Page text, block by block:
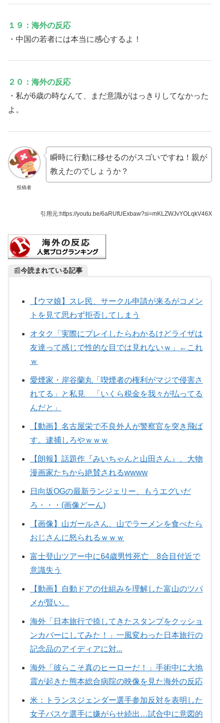
１９：海外の反応
・中国の若者には本当に感心するよ！
２０：海外の反応
・私が6歳の時なんて、まだ意識がはっきりしてなかった
よ。
投稿者
瞬時に行動に移せるのがスゴいですね！親が
教えたのでしょうか？
引用元:https://youtu.be/6aRUfUExbaw?si=mKLZWJvYOLqkV46X
📰今読まれている記事
【ウマ娘】スレ民、サークル申請が来るがコメン
トを見て思わず拒否してしまう
オタク「実際にプレイしたらわかるけどライザは
友達って感じで性的な目では見れないｗ」←これ
ｗ
愛煙家・岸谷蘭丸「喫煙者の権利がマジで侵害さ
れてる」と私見 「いくら税金を我々が払ってる
んだと」
【動画】名古屋栄で不良外人が警察官を突き飛ば
す。逮捕しろやｗｗｗ
【朗報】話題作『みいちゃんと山田さん』、大物
漫画家たちから絶賛されるwwww
日向坂OGの最新ランジェリー、もうエグいだ
ろ・・・(画像どーん)
【画像】山ガールさん、山でラーメンを食べたら
おじさんに怒られるｗｗｗ
富士登山ツアー中に64歳男性死亡 8合目付近で
意識失う
【動画】自動ドアの仕組みを理解した富山のツバ
メが賢い。
海外「日本旅行で捺してきたスタンプをクッショ
ンカバーにしてみた！」一風変わった日本旅行の
記念品のアイディアに対...
海外「彼らこそ真のヒーローだ！」手術中に大地
震が起きた熊本総合病院の映像を見た海外の反応
米：トランスジェンダー選手参加反対を表明した
女子バスケ選手に嫌がらせ続出…試合中に意図的